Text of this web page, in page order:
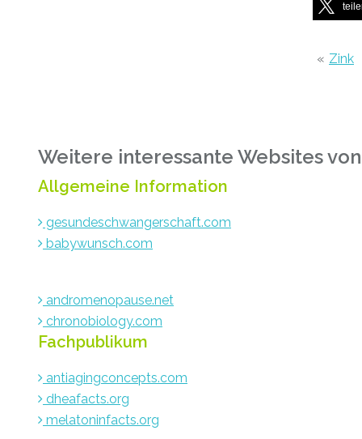
« Zink
Weitere interessante Websites
Allgemeine Information
gesundeschwangerschaft.com
babywunsch.com
andromenopause.net
chronobiology.com
Fachpublikum
antiagingconcepts.com
dheafacts.org
melatoninfacts.org